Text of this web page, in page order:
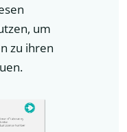
um
zu ihren